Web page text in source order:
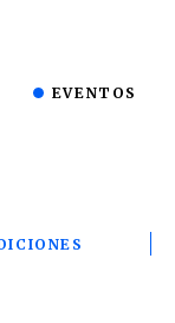
EVENTOS